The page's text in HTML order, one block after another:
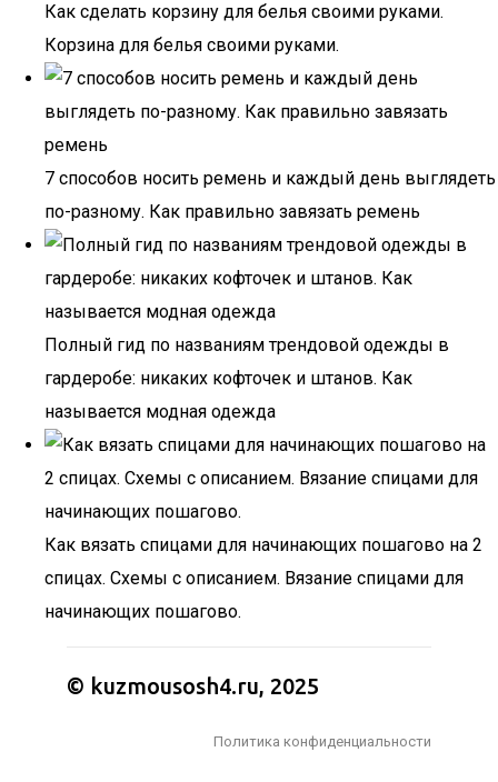
Как сделать корзину для белья своими руками.
Корзина для белья своими руками.
7 способов носить ремень и каждый день выглядеть
по-разному. Как правильно завязать ремень
Полный гид по названиям трендовой одежды в
гардеробе: никаких кофточек и штанов. Как
называется модная одежда
Как вязать спицами для начинающих пошагово на 2
спицах. Схемы с описанием. Вязание спицами для
начинающих пошагово.
© kuzmousosh4.ru, 2025
Политика конфиденциальности